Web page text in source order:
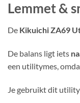
Lemmet &
De Kikuichi ZA69
De balans ligt iets
een utilitymes,
Je gebruikt dit